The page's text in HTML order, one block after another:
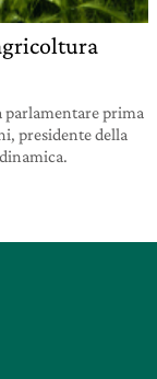
parlamentare prima
presidente della